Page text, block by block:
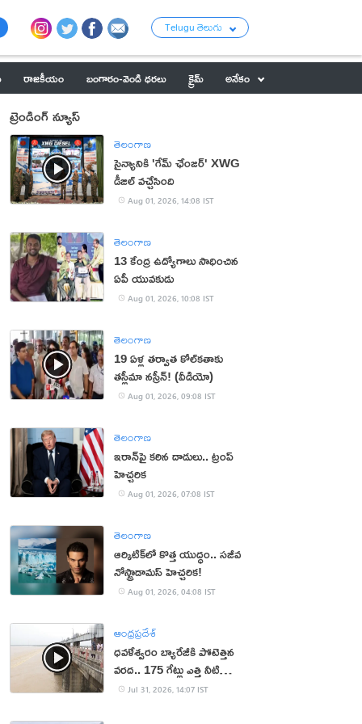
Telugu తెలుగు
రాజకీయం బంగారం-వెండి ధరలు క్రైమ్ అనేకం
ట్రెండింగ్ న్యూస్
తెలంగాణ
సైన్యానికి 'గేమ్ ఛేంజర్' XWG
డీజిల్ వచ్చేసింది
Aug 01, 2026, 14:08 IST
తెలంగాణ
13 కేంద్ర ఉద్యోగాలు సాధించిన
ఏపీ యువకుడు
Aug 01, 2026, 10:08 IST
తెలంగాణ
19 ఏళ్ల తర్వాత కోల్‌కతాకు
తస్లీమా నస్రీన్! (వీడియో)
Aug 01, 2026, 09:08 IST
తెలంగాణ
ఇరాన్‌పై కఠిన దాడులు.. ట్రంప్
హెచ్చరిక
Aug 01, 2026, 07:08 IST
తెలంగాణ
ఆర్కిటిక్‌లో కొత్త యుద్ధం.. సజీవ
నోస్ట్రాడామస్ హెచ్చరిక!
Aug 01, 2026, 04:08 IST
ఆంధ్రప్రదేశ్
ధవళేశ్వరం బ్యారేజీకి పోటెత్తిన
వరద.. 175 గేట్లు ఎత్తి నీటి
విడుదల
Jul 31, 2026, 14:07 IST